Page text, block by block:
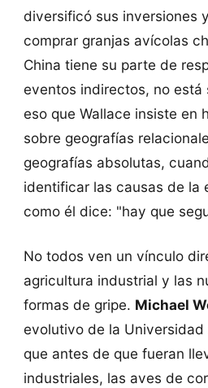
diversificó sus inversiones
comprar granjas avícolas
China tiene su parte de
eventos indirectos, no está
eso que Wallace insiste en
sobre geografías
geografías absolutas,
identificar las causas de la
como él dice: "hay que
No todos ven un vínculo
agricultura industrial y las
formas de gripe. Michael
evolutivo de la Universidad
que antes de que fueran
industriales, las aves de